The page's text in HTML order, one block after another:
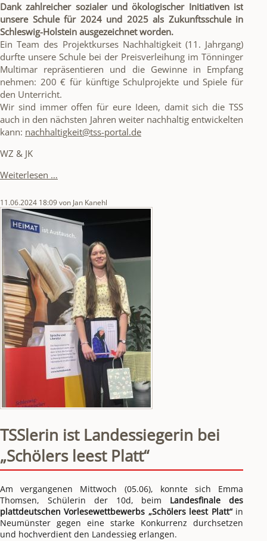
Dank zahlreicher sozialer und ökologischer Initiativen ist
unsere Schule für 2024 und 2025 als Zukunftsschule in
Schleswig-Holstein ausgezeichnet worden.
Ein Team des Projektkurses Nachhaltigkeit (11. Jahrgang)
durfte unsere Schule bei der Preisverleihung im Tönninger
Multimar repräsentieren und die Gewinne in Empfang
nehmen: 200 € für künftige Schulprojekte und Spiele für
den Unterricht.
Wir sind immer offen für eure Ideen, damit sich die TSS
auch in den nächsten Jahren weiter nachhaltig entwickelten
kann: nachhaltigkeit@tss-portal.de
WZ & JK
Weiterlesen …
„Zukunftsschule“
11.06.2024 18:09von Jan Kanehl
TSSlerin ist Landessiegerin bei
„Schölers leest Platt“
Am vergangenen Mittwoch (05.06), konnte sich Emma
Thomsen, Schülerin der 10d, beim Landesfinale des
plattdeutschen Vorlesewettbewerbs „Schölers leest Platt“ in
Neumünster gegen eine starke Konkurrenz durchsetzen
und hochverdient den Landessieg erlangen.